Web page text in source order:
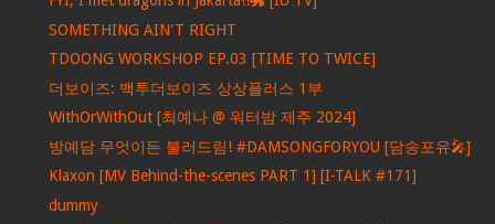
SOMETHING AIN'T RIGHT
TDOONG WORKSHOP EP.03 [TIME TO TWICE]
더보이즈: 백투더보이즈 상상플러스 1부
WithOrWithOut [최예나 @ 워터밤 제주 2024]
방예담 무엇이든 불러드림! #DAMSONGFORYOU [담송포유🎤]
Klaxon [MV Behind-the-scenes PART 1] [I-TALK #171]
dummy